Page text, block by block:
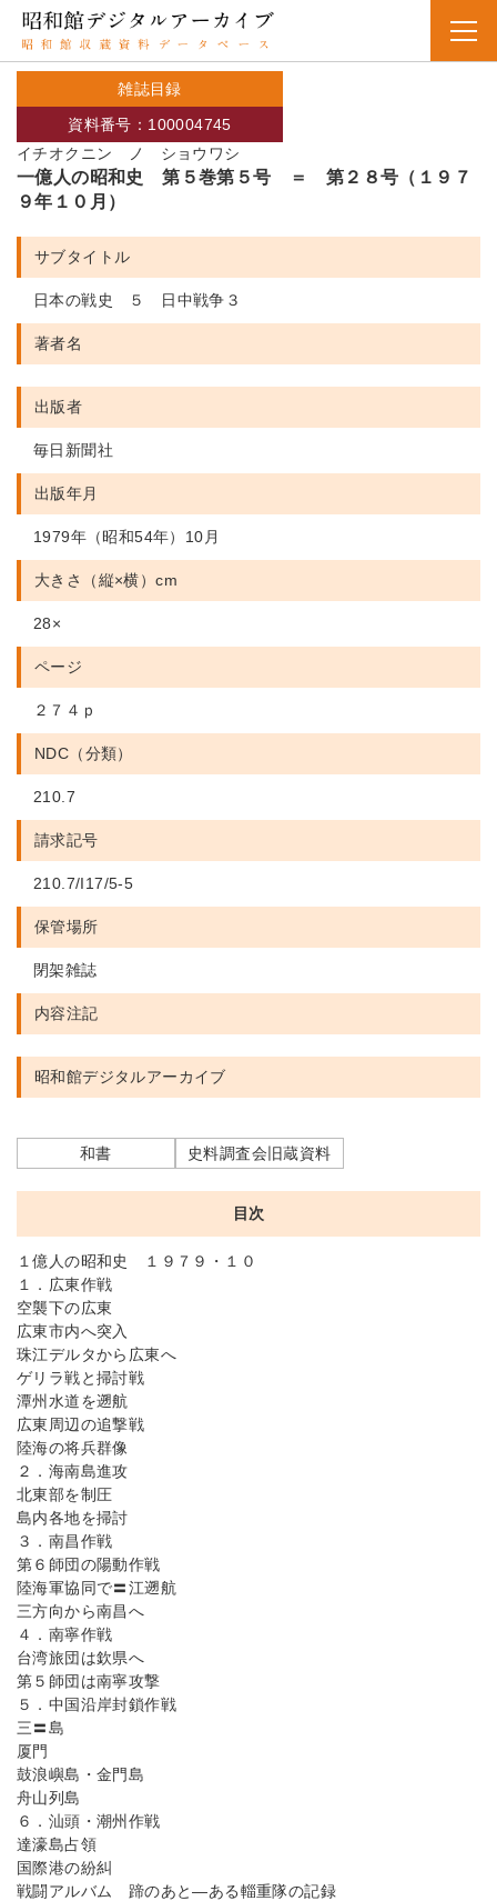
雑誌目録
イチオクニン ノ ショウワシ
資料番号：100004745
一億人の昭和史 第５巻第５号 ＝ 第２８号（１９７
９年１０月）
サブタイトル
日本の戦史 ５ 日中戦争３
著者名
出版者
毎日新聞社
出版年月
1979年（昭和54年）10月
大きさ（縦×横）cm
28×
ページ
２７４ｐ
NDC（分類）
210.7
請求記号
210.7/I17/5-5
保管場所
閉架雑誌
内容注記
昭和館デジタルアーカイブ
和書 史料調査会旧蔵資料
目次
１億人の昭和史 １９７９・１０
１．広東作戦
空襲下の広東
広東市内へ突入
珠江デルタから広東へ
ゲリラ戦と掃討戦
潭州水道を遡航
広東周辺の追撃戦
陸海の将兵群像
２．海南島進攻
北東部を制圧
島内各地を掃討
３．南昌作戦
第６師団の陽動作戦
陸海軍協同で〓江遡航
三方向から南昌へ
４．南寧作戦
台湾旅団は欽県へ
第５師団は南寧攻撃
５．中国沿岸封鎖作戦
三〓島
厦門
鼓浪嶼島・金門島
舟山列島
６．汕頭・潮州作戦
達濠島占領
国際港の紛糾
戦闘アルバム 蹄のあと―ある輜重隊の記録